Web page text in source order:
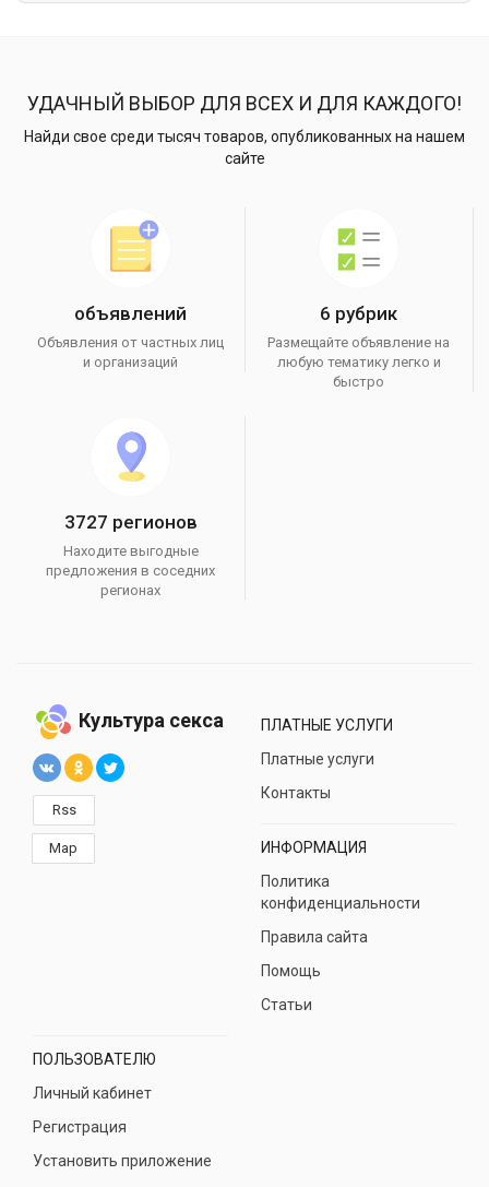
УДАЧНЫЙ ВЫБОР ДЛЯ ВСЕХ И ДЛЯ КАЖДОГО!
Найди свое среди тысяч товаров, опубликованных на нашем
сайте
объявлений
Объявления от частных лиц
и организаций
6 рубрик
Размещайте объявление на
любую тематику легко и
быстро
3727 регионов
Находите выгодные
предложения в соседних
регионах
Культура секса
Rss
Map
ПЛАТНЫЕ УСЛУГИ
Платные услуги
Контакты
ИНФОРМАЦИЯ
Политика
конфиденциальности
Правила сайта
Помощь
Статьи
ПОЛЬЗОВАТЕЛЮ
Личный кабинет
Регистрация
Установить приложение